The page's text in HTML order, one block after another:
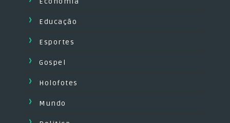
Educação
Esportes
Gospel
Holofotes
Mundo